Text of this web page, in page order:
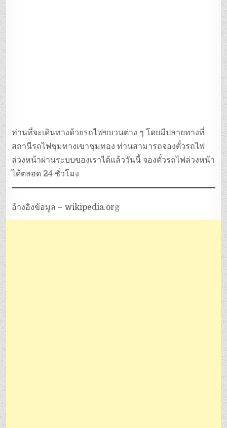
ท่านที่จะเดินทางด้วยรถไฟขบวนต่าง ๆ โดยมีปลายทางที่
สถานีรถไฟชุมทางเขาชุมทอง ท่านสามารถจองตั๋วรถไฟ
ล่วงหน้าผ่านระบบของเราได้แล้ววันนี้ จองตั๋วรถไฟล่วงหน้า
ได้ตลอด 24 ชั่วโมง
อ้างอิงข้อมูล – wikipedia.org